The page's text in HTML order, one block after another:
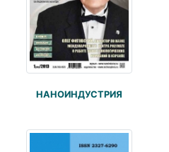
НАНОИНДУСТРИЯ